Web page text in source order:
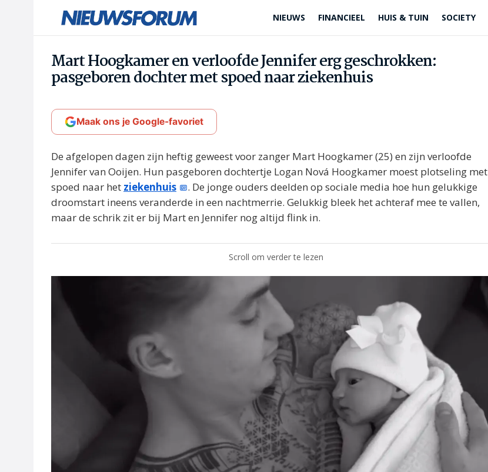
NIEUWS FINANCIEEL HUIS & TUIN SOCIETY
Mart Hoogkamer en verloofde Jennifer erg geschrokken:
pasgeboren dochter met spoed naar ziekenhuis
Maak ons je Google-favoriet
De afgelopen dagen zijn heftig geweest voor zanger Mart Hoogkamer (25) en zijn verloofde
Jennifer van Ooijen. Hun pasgeboren dochtertje Logan Nová Hoogkamer moest plotseling met
spoed naar het ziekenhuis
. De jonge ouders deelden op sociale media hoe hun gelukkige
droomstart ineens veranderde in een nachtmerrie. Gelukkig bleek het achteraf mee te vallen,
maar de schrik zit er bij Mart en Jennifer nog altijd flink in.
Scroll om verder te lezen